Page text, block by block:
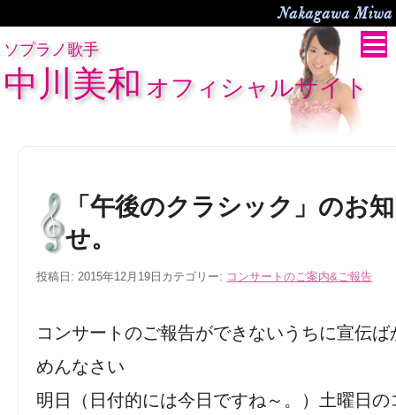
Nakagawa
ソプラノ歌手
中川美和 オフィシャルサイト
「午後のクラシック」のお
せ。
投稿日:2015年12月19日 カテゴリー: コンサートのご案内&ご報告
コンサートのご報告ができないうちに宣伝ば
めんなさい
明日（日付的には今日ですね～。）土曜日の